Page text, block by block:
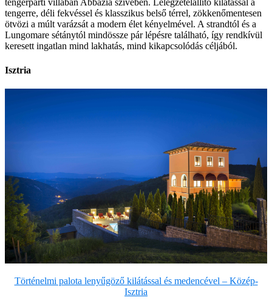
tengerparti villában Abbázia szívében. Lélegzetelállító kilátással a
tengerre, déli fekvéssel és klasszikus belső térrel, zökkenőmentesen
ötvözi a múlt varázsát a modern élet kényelmével. A strandtól és a
Lungomare sétánytól mindössze pár lépésre található, így rendkívül
keresett ingatlan mind lakhatás, mind kikapcsolódás céljából.
Isztria
Történelmi palota lenyűgöző kilátással és medencével – Közép-
Isztria